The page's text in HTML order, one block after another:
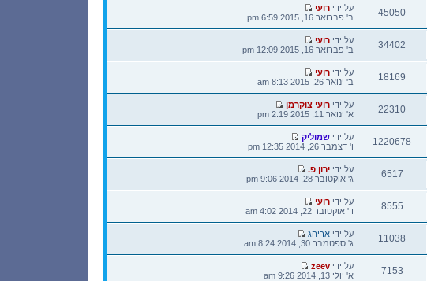
45050
צפיות
הודעה
אחרונה
על ידירועי
ב' פברואר 16, 2015 6:59 pm
34402
הודעה
אחרונה
על ידירועי
ב' פברואר 16, 2015 12:09 pm
18169
צפיות
הודעה
אחרונה
על ידירועי
ב' ינואר 26, 2015 8:13 am
22310
הודעה
אחרונה
על ידירועי צוקרמן
א' ינואר 11, 2015 2:19 pm
1220678
צפיות
הודעה
אחרונה
על ידישמוליק
ו' דצמבר 26, 2014 12:35 pm
6517
הודעה
אחרונה
על ידיירון פ.
ג' אוקטובר 28, 2014 9:06 pm
8555
צפיות
הודעה
אחרונה
על ידירועי
ד' אוקטובר 22, 2014 4:02 am
11038
הודעה
אחרונה
על ידיאריהג
ג' ספטמבר 30, 2014 8:24 am
7153
הודעה
אחרונה
על ידיzeev
א' יולי 13, 2014 9:26 am